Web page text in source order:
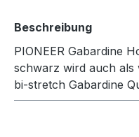
Beschreibung
PIONEER Gabardine
schwarz wird auch als
bi-stretch Gabardine